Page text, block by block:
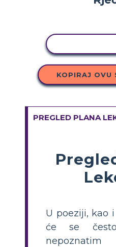
KOPIRAJ OVU
PREGLED PLANA
U poeziji, kao
će se